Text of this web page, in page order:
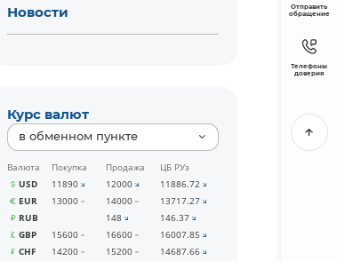
Новости
Курс валют
в обменном пункте
Валюта Покупка Продажа
ЦБ РУз
USD
11890 12000
11886.72
EUR
13000 14000
13717.27
RUB
148
146.37
GBP
15600 16600
16007.85
CHF
14200 15200
14687.66
Отправить
обращение
Телефоны
доверия